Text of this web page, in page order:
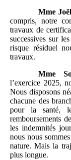
Mme
compris, notre
travaux de
successives sur
risque résiduel
travaux.
Mme
l’exercice 2025,
Nous disposons
chacune des
pour la santé,
remboursements
les indemnités
nous nous
nature. Mais la
plus longue.